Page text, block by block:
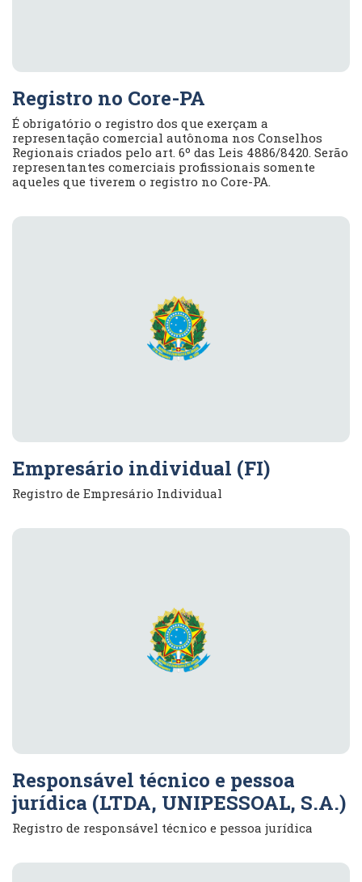
Registro no Core-PA
É obrigatório o registro dos que exerçam a
representação comercial autônoma nos Conselhos
Regionais criados pelo art. 6º das Leis 4886/8420. Serão
representantes comerciais profissionais somente
aqueles que tiverem o registro no Core-PA.
Empresário individual (FI)
Registro de Empresário Individual
Responsável técnico e pessoa
jurídica (LTDA, UNIPESSOAL, S.A.)
Registro de responsável técnico e pessoa jurídica